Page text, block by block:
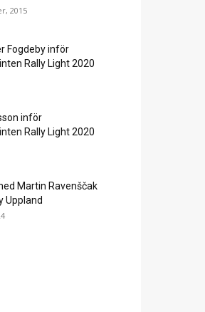
2015
Fogdeby inför
Rally Light 2020
inför
Rally Light 2020
Martin Ravenščak
Uppland